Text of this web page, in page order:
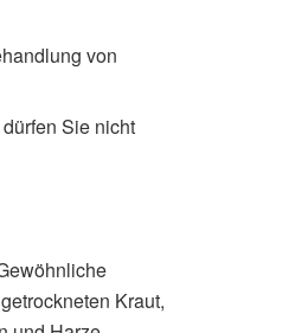
von
Sie nicht
Kraut,